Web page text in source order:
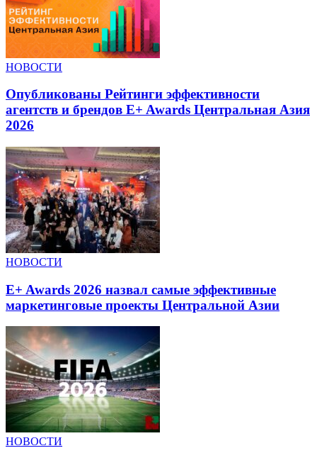
НОВОСТИ
Опубликованы Рейтинги эффективности
агентств и брендов E+ Awards Центральная Азия
2026
НОВОСТИ
E+ Awards 2026 назвал самые эффективные
маркетинговые проекты Центральной Азии
НОВОСТИ